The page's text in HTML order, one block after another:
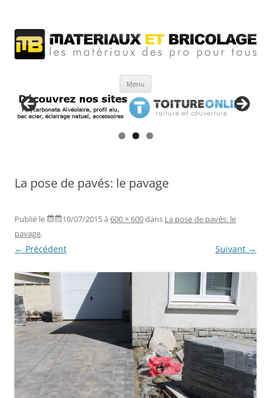
Menu
La pose de pavés: le pavage
Publié le 10/07/2015à 600 × 600dans La pose de pavés: le
pavage.
← Précédent Suivant →